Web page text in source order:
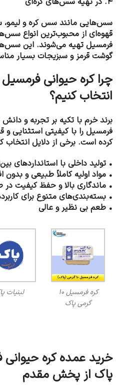
سس‌هایی مانند سس کره و
قهوه‌ای از محبوب‌ترین انواع
فرمسیل تهیه می‌شوند. این سس‌ها
گوشت قرمز و سبزیجات بسیار
انتخاب کنیم؟
برند خرم با تکیه بر تجربه و
فرمسیل را با کیفیتی استثنایی و
کرده است. برخی از دلایل انتخاب
• تولید داخلی با استانداردهای
• مواد اولیه کاملاً طبیعی و
• ماندگاری بالا و حفظ کیفیت در
• بسته‌بندی‌های متنوع برای
• طعم بی نظیر و عالی
کره فرمسیل 10
گرمی پاک
لبنیات
پاک از پخش مقدم